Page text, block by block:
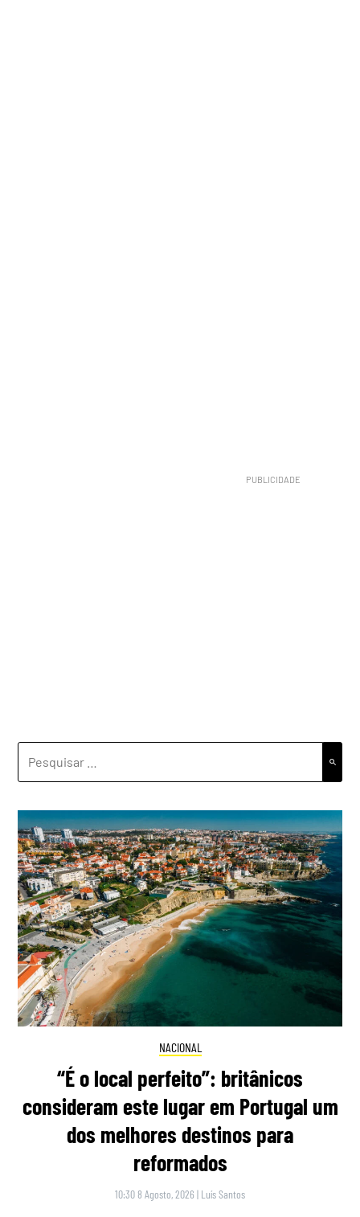
NACIONAL
“É o local perfeito”: britânicos
consideram este lugar em Portugal um
dos melhores destinos para
reformados
10:30 8 Agosto, 2026 | Luís Santos